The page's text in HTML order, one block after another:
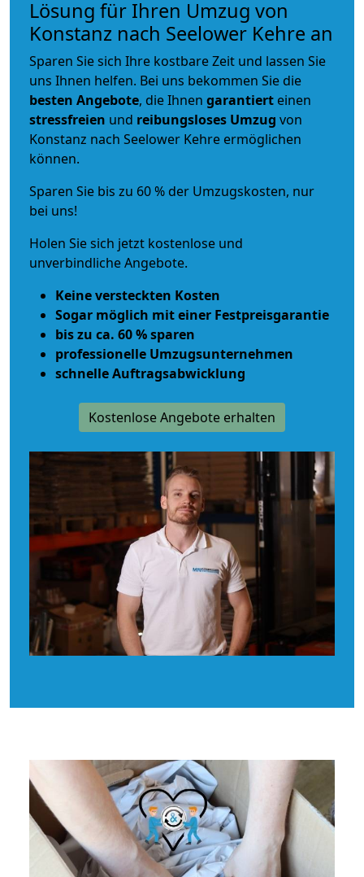
Lösung für Ihren Umzug von
Konstanz nach Seelower Kehre an
Sparen Sie sich Ihre kostbare Zeit und lassen Sie
uns Ihnen helfen. Bei uns bekommen Sie die
besten Angebote, die Ihnen garantiert einen
stressfreien und reibungsloses Umzug von
Konstanz nach Seelower Kehre ermöglichen
können.
Sparen Sie bis zu 60 % der Umzugskosten, nur
bei uns!
Holen Sie sich jetzt kostenlose und
unverbindliche Angebote.
Keine versteckten Kosten
Sogar möglich mit einer Festpreisgarantie
bis zu ca. 60 % sparen
professionelle Umzugsunternehmen
schnelle Auftragsabwicklung
Kostenlose Angebote erhalten